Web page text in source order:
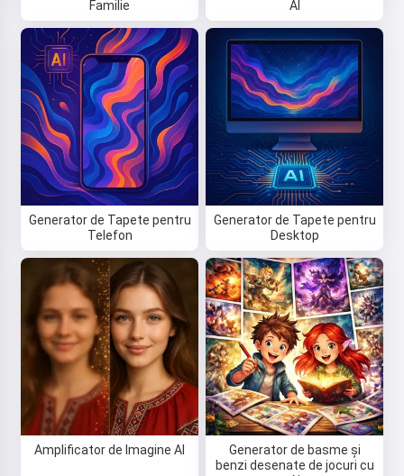
Familie
AI
Generator de Tapete pentru
Telefon
Generator de Tapete pentru
Desktop
Amplificator de Imagine AI
Generator de basme și
benzi desenate de jocuri cu